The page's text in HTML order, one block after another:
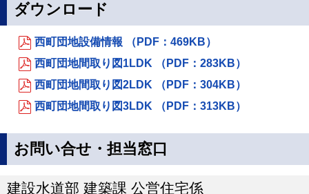
ダウンロード
西町団地設備情報 （PDF：469KB）
西町団地間取り図1LDK （PDF：283KB）
西町団地間取り図2LDK （PDF：304KB）
西町団地間取り図3LDK （PDF：313KB）
お問い合せ・担当窓口
建設水道部 建築課 公営住宅係